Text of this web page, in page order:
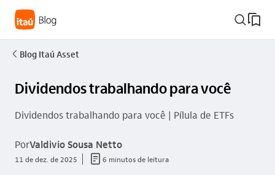
busca_outline
seta_esquerda Blog Itaú Asset
Dividendos trabalhando para você
Dividendos trabalhando para você | Pílula de ETFs
PorValdivio Sousa Netto
11 de dez. de 2025 documento_outline 6 minutos de leitura